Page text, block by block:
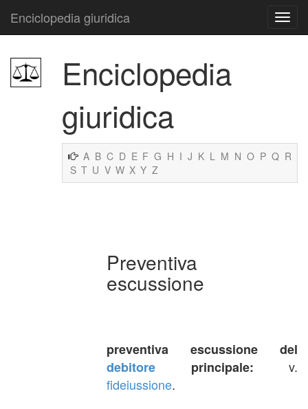
Enciclopedia giuridica
Enciclopedia
giuridica
A B C D E F G H I J K L M N O P Q R
S T U V W X Y Z
Preventiva
escussione
preventiva escussione del
debitore principale: v.
fideiussione.